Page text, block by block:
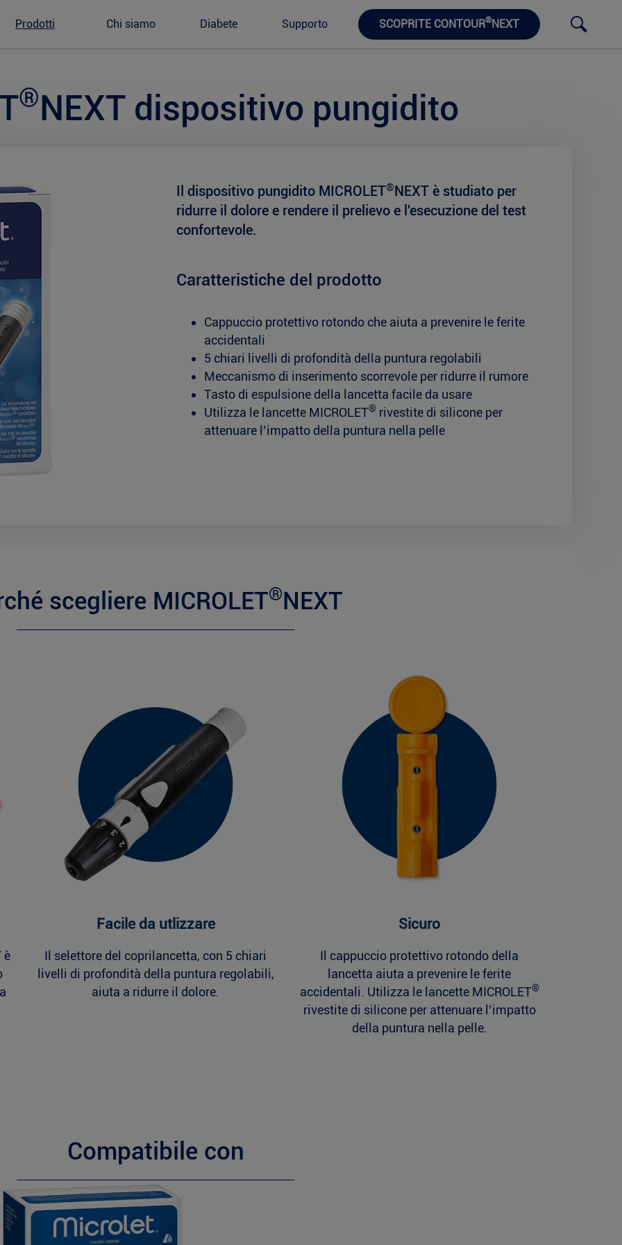
Prodotti Chi siamo Diabete Supporto SCOPRITE CONTOUR®NEXT
®NEXT dispositivo pungidito
Il dispositivo pungidito MICROLET®NEXT è studiato per
ridurre il dolore e rendere il prelievo e l'esecuzione del test
confortevole.
Caratteristiche del prodotto
Cappuccio protettivo rotondo che aiuta a prevenire le ferite
accidentali
5 chiari livelli di profondità della puntura regolabili
Meccanismo di inserimento scorrevole per ridurre il rumore
Tasto di espulsione della lancetta facile da usare
Utilizza le lancette MICROLET® rivestite di silicone per
attenuare l’impatto della puntura nella pelle
scegliere MICROLET®NEXT
è
Facile da utlizzare
Il selettore del coprilancetta, con 5 chiari
livelli di profondità della puntura regolabili,
aiuta a ridurre il dolore.
Sicuro
Il cappuccio protettivo rotondo della
lancetta aiuta a prevenire le ferite
accidentali. Utilizza le lancette MICROLET®
rivestite di silicone per attenuare l’impatto
della puntura nella pelle.
Compatibile con